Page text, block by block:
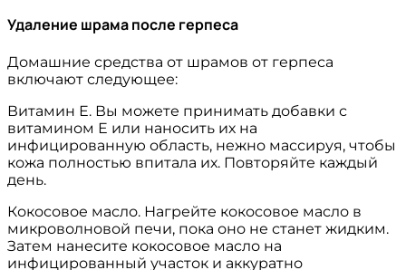
Удаление шрама после герпеса
Домашние средства от шрамов от герпеса
включают следующее:
Витамин Е. Вы можете принимать добавки с
витамином Е или наносить их на
инфицированную область, нежно массируя, чтобы
кожа полностью впитала их. Повторяйте каждый
день.
Кокосовое масло. Нагрейте кокосовое масло в
микроволновой печи, пока оно не станет жидким.
Затем нанесите кокосовое масло на
инфицированный участок и аккуратно